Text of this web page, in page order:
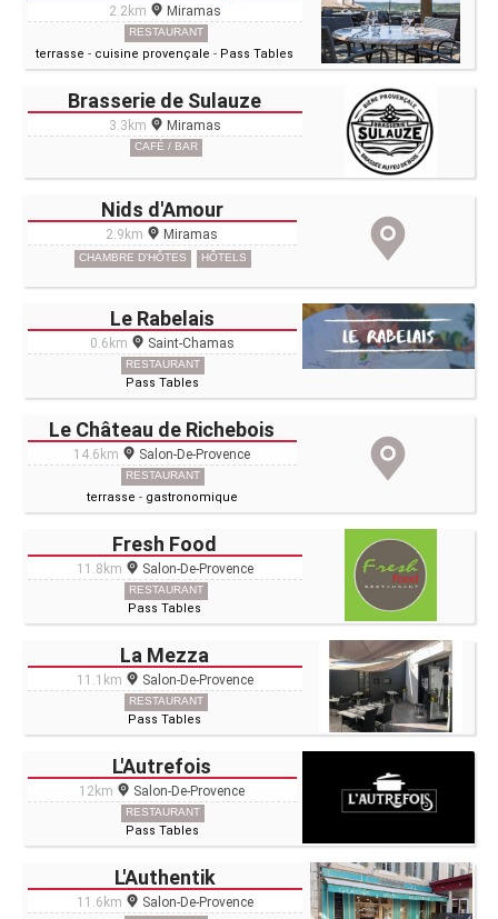
2.2km Miramas
RESTAURANT
terrasse - cuisine provençale - Pass Tables
Brasserie de Sulauze
3.3km Miramas
CAFÉ / BAR
Nids d'Amour
2.9km Miramas
CHAMBRE D'HÔTES HÔTELS
Le Rabelais
0.6km Saint-Chamas
RESTAURANT
Pass Tables
Le Château de Richebois
14.6km Salon-De-Provence
RESTAURANT
terrasse - gastronomique
Fresh Food
11.8km Salon-De-Provence
RESTAURANT
Pass Tables
La Mezza
11.1km Salon-De-Provence
RESTAURANT
Pass Tables
L'Autrefois
12km Salon-De-Provence
RESTAURANT
Pass Tables
L'Authentik
11.6km Salon-De-Provence